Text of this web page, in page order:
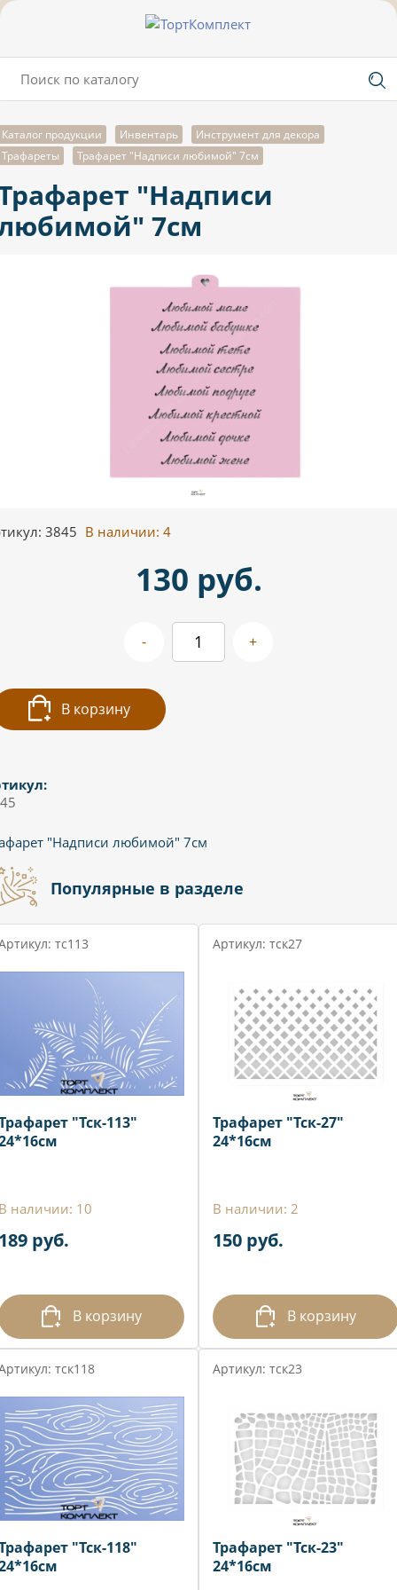
Каталог продукции Инвентарь
Инструмент для декора
Трафареты
Трафарет "Надписи любимой" 7см
"Надписи
7см
3845 В наличии: 4
130 руб.
- +
В корзину
"Надписи любимой" 7см
Популярные в разделе
тс113
"Тск-113"
наличии: 10
руб.
В корзину
Артикул: тск27
Трафарет "Тск-27"
24*16см
В наличии: 2
150 руб.
В корзину
тск118
"Тск-118"
Артикул: тск23
Трафарет "Тск-23"
24*16см